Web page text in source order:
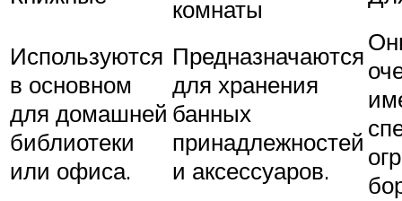
комнаты
Используются
в основном
для домашней
библиотеки
или офиса.
Предназначаются
для хранения
банных
принадлежностей
и аксессуаров.